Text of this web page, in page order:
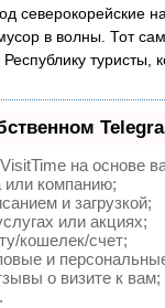
в волны. Тот
туристы,
на основе
или компанию;
и загрузкой;
или акциях;
кошелек/счет;
и
о визите к вам;